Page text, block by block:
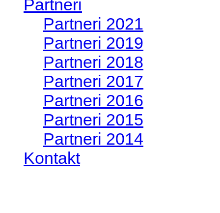
Partneri
Partneri 2021
Partneri 2019
Partneri 2018
Partneri 2017
Partneri 2016
Partneri 2015
Partneri 2014
Kontakt